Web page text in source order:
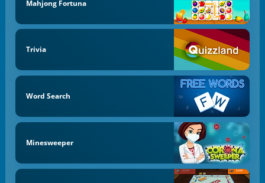
Mahjong Fortuna
Trivia
Word Search
Minesweeper